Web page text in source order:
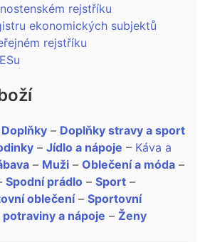
rejstříku
ekonomických subjektů
rejstříku
Doplňky – Doplňky stravy a sport
– Jídlo a nápoje – Káva a
– Muži – Oblečení a móda –
Spodní prádlo – Sport –
oblečení– Sportovní
a nápoje – Ženy